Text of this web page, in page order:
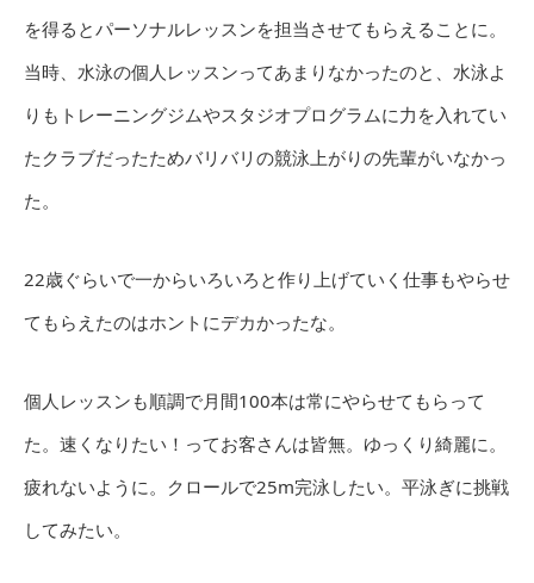
を得るとパーソナルレッスンを担当させてもらえることに。
当時、水泳の個人レッスンってあまりなかったのと、水泳よ
りもトレーニングジムやスタジオプログラムに力を入れてい
たクラブだったためバリバリの競泳上がりの先輩がいなかっ
た。
22歳ぐらいで一からいろいろと作り上げていく仕事もやらせ
てもらえたのはホントにデカかったな。
個人レッスンも順調で月間100本は常にやらせてもらって
た。速くなりたい！ってお客さんは皆無。ゆっくり綺麗に。
疲れないように。クロールで25m完泳したい。平泳ぎに挑戦
してみたい。